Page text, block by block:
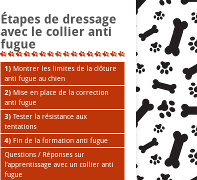
Étapes de dressage
avec le collier anti
fugue
1) Montrer les limites de la clôture
anti fugue au chien
2) Mise en place de la correction
anti fugue
3) Tester la résistance aux
tentations
4) Fin de la formation anti fugue
Questions / Réponses sur
l’apprentissage avec un collier anti
fugue